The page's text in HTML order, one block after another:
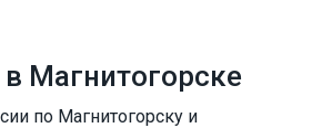
Магнитогорске
по Магнитогорску и